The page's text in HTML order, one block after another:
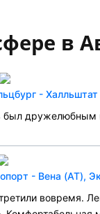
в
-
был дружелюбным
- Вена (AT),
вовремя.